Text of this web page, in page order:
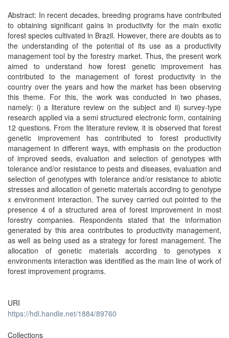
Abstract: In recent decades, breeding programs have contributed
to obtaining significant gains in productivity for the main exotic
forest species cultivated in Brazil. However, there are doubts as to
the understanding of the potential of its use as a productivity
management tool by the forestry market. Thus, the present work
aimed to understand how forest genetic improvement has
contributed to the management of forest productivity in the
country over the years and how the market has been observing
this theme. For this, the work was conducted in two phases,
namely: i) a literature review on the subject and ii) survey-type
research applied via a semi structured electronic form, containing
12 questions. From the literature review, it is observed that forest
genetic improvement has contributed to forest productivity
management in different ways, with emphasis on the production
of improved seeds, evaluation and selection of genotypes with
tolerance and/or resistance to pests and diseases, evaluation and
selection of genotypes with tolerance and/or resistance to abiotic
stresses and allocation of genetic materials according to genotype
x environment interaction. The survey carried out pointed to the
presence 4 of a structured area of forest improvement in most
forestry companies. Respondents stated that the information
generated by this area contributes to productivity management,
as well as being used as a strategy for forest management. The
allocation of genetic materials according to genotypes x
environments interaction was identified as the main line of work of
forest improvement programs.
URI
https://hdl.handle.net/1884/89760
Collections